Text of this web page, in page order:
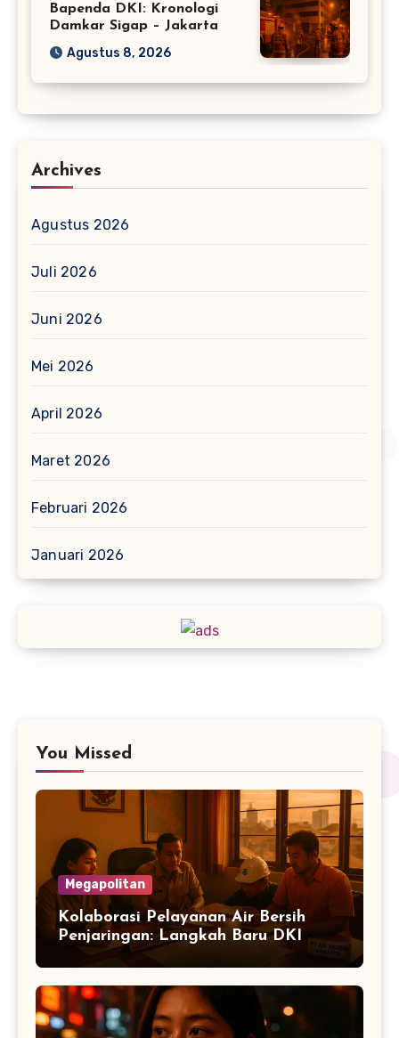
Bapenda DKI: Kronologi
Damkar Sigap – Jakarta
Agustus 8, 2026
Archives
Agustus 2026
Juli 2026
Juni 2026
Mei 2026
April 2026
Maret 2026
Februari 2026
Januari 2026
You Missed
Megapolitan
Kolaborasi Pelayanan Air Bersih
Penjaringan: Langkah Baru DKI